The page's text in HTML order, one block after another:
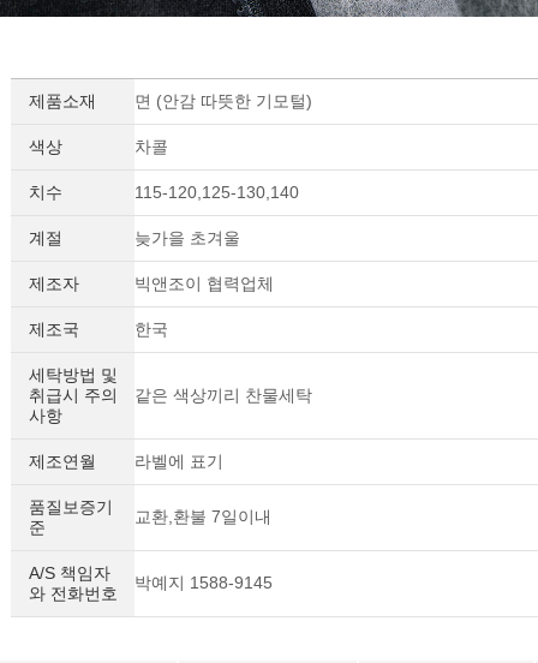
제품소재 면 (안감 따뜻한 기모털)
색상 차콜
치수 115-120,125-130,140
계절 늦가을 초겨울
제조자 빅앤조이 협력업체
제조국 한국
세탁방법 및
취급시 주의
사항
같은 색상끼리 찬물세탁
제조연월 라벨에 표기
품질보증기
준
교환,환불 7일이내
A/S 책임자
와 전화번호
박예지 1588-9145